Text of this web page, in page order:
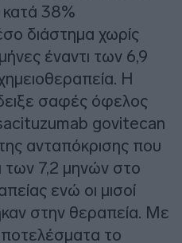
38%
διάστημα χωρίς
έναντι των 6,9
Η
σαφές όφελος
govitecan
ανταπόκρισης που
των 7,2 μηνών στο
ενώ οι μισοί
στην θεραπεία. Με
το